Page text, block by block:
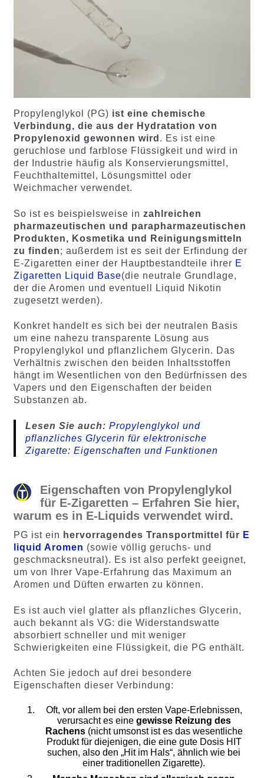
Propylenglykol (PG) ist eine chemische
Verbindung, die aus der Hydratation von
Propylenoxid gewonnen wird . Es ist eine
geruchlose und farblose Flüssigkeit und wird in
der Industrie häufig als Konservierungsmittel,
Feuchthaltemittel, Lösungsmittel oder
Weichmacher verwendet.
So ist es beispielsweise in zahlreichen
pharmazeutischen und parapharmazeutischen
Produkten, Kosmetika und Reinigungsmitteln
zu finden; außerdem ist es seit der Erfindung der
E-Zigaretten einer der Hauptbestandteile ihrer E
Zigaretten Liquid Base(die neutrale Grundlage,
der die Aromen und eventuell Liquid Nikotin
zugesetzt werden).
Konkret handelt es sich bei der neutralen Basis
um eine nahezu transparente Lösung aus
Propylenglykol und pflanzlichem Glycerin. Das
Verhältnis zwischen den beiden Inhaltsstoffen
hängt im Wesentlichen von den Bedürfnissen des
Vapers und den Eigenschaften der beiden
Substanzen ab.
Lesen Sie auch: Propylenglykol und
pflanzliches Glycerin für elektronische
Zigarette: Eigenschaften und Funktionen
Eigenschaften von Propylenglykol
für E-Zigaretten – Erfahren Sie hier,
warum es in E-Liquids verwendet wird.
PG ist ein hervorragendes Transportmittel für E
liquid Aromen (sowie völlig geruchs- und
geschmacksneutral). Es ist also perfekt geeignet,
um von Ihrer Vape-Erfahrung das Maximum an
Aromen und Düften erwarten zu können.
Es ist auch viel glatter als pflanzliches Glycerin,
auch bekannt als VG: die Widerstandswatte
absorbiert schneller und mit weniger
Schwierigkeiten eine Flüssigkeit, die PG enthält.
Achten Sie jedoch auf drei besondere
Eigenschaften dieser Verbindung:
Oft, vor allem bei den ersten Vape-Erlebnissen,
verursacht es eine gewisse Reizung des
Rachens(nicht umsonst ist es das wesentliche
Produkt für diejenigen, die eine gute Dosis HIT
suchen, also den „Hit im Hals“, ähnlich wie bei
einer traditionellen Zigarette).